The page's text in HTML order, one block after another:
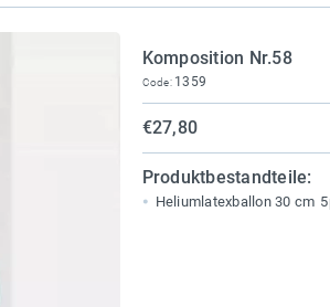
Komposition Nr.58
Code: 1359
€27,80
Produktbestandteile:
Heliumlatexballon 30 cm